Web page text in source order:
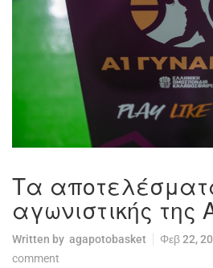
Τα
αγωνιστικής της
Written by agapotobasket Φεβ 22,
comment